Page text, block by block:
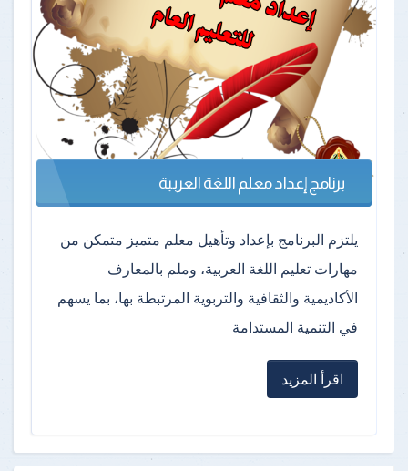
برنامج إعداد معلم اللغة العربية
يلتزم البرنامج بإعداد وتأهيل معلم متميز متمكن من
مهارات تعليم اللغة العربية، وملم بالمعارف
الأكاديمية والثقافية والتربوية المرتبطة بها، بما يسهم
في التنمية المستدامة
اقرأ المزيد